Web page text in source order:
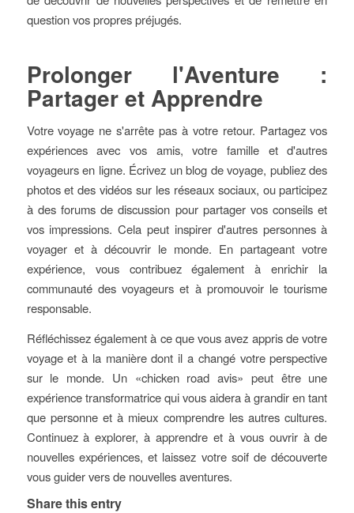
question vos propres préjugés.
Prolonger l'Aventure :
Partager et Apprendre
Votre voyage ne s'arrête pas à votre retour. Partagez vos
expériences avec vos amis, votre famille et d'autres
voyageurs en ligne. Écrivez un blog de voyage, publiez des
photos et des vidéos sur les réseaux sociaux, ou participez
à des forums de discussion pour partager vos conseils et
vos impressions. Cela peut inspirer d'autres personnes à
voyager et à découvrir le monde. En partageant votre
expérience, vous contribuez également à enrichir la
communauté des voyageurs et à promouvoir le tourisme
responsable.
Réfléchissez également à ce que vous avez appris de votre
voyage et à la manière dont il a changé votre perspective
sur le monde. Un «chicken road avis» peut être une
expérience transformatrice qui vous aidera à grandir en tant
que personne et à mieux comprendre les autres cultures.
Continuez à explorer, à apprendre et à vous ouvrir à de
nouvelles expériences, et laissez votre soif de découverte
vous guider vers de nouvelles aventures.
Share this entry